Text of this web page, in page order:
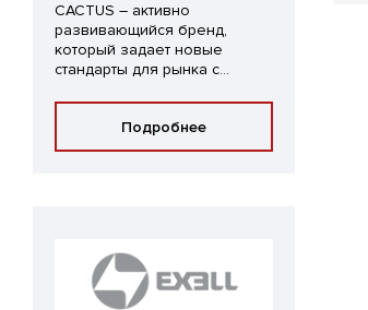
CACTUS – активно
развивающийся бренд,
который задает новые
стандарты для рынка с...
Подробнее